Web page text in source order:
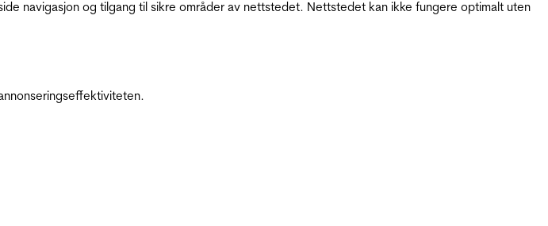
navigasjon og tilgang til sikre områder av nettstedet. Nettstedet kan ikke fungere optimalt uten